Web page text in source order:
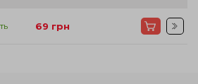
69 грн